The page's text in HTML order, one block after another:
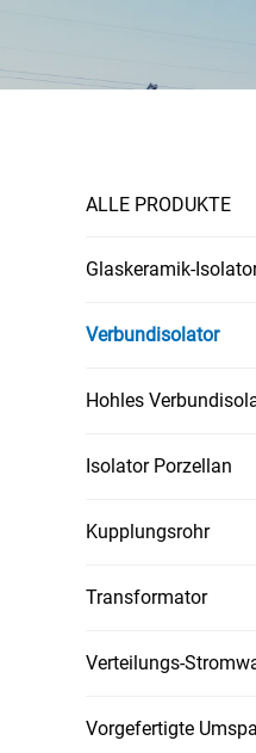
ALLE PRODUKTE
Glaskeramik-
Verbundisolator
Hohles
Isolator Porzellan
Kupplungsrohr
Transformator
Verteilungs-
Vorgefertigte